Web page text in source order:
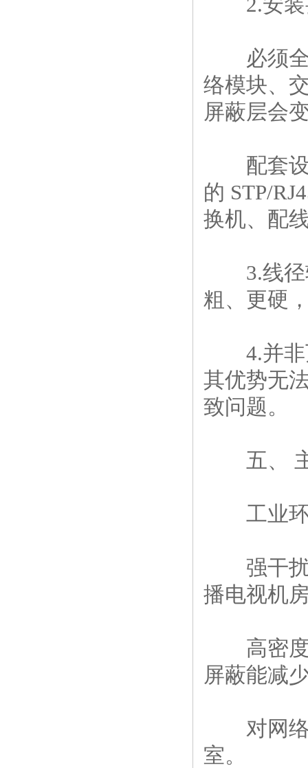
必须全
络模块、
屏蔽层会
配套设
的 STP/
换机、配
3.线径较
粗、更硬
4.并非万
其优势无
致问题。
五、 主
工业环
强干扰
播电视机
高密度
屏蔽能减
对网络
室。